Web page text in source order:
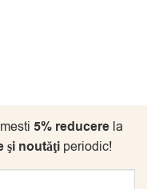
5% reducere la
şi noutăţiperiodic!